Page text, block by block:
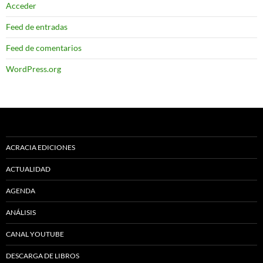
Acceder
Feed de entradas
Feed de comentarios
WordPress.org
ACRACIA EDICIONES
ACTUALIDAD
AGENDA
ANÁLISIS
CANAL YOUTUBE
DESCARGA DE LIBROS